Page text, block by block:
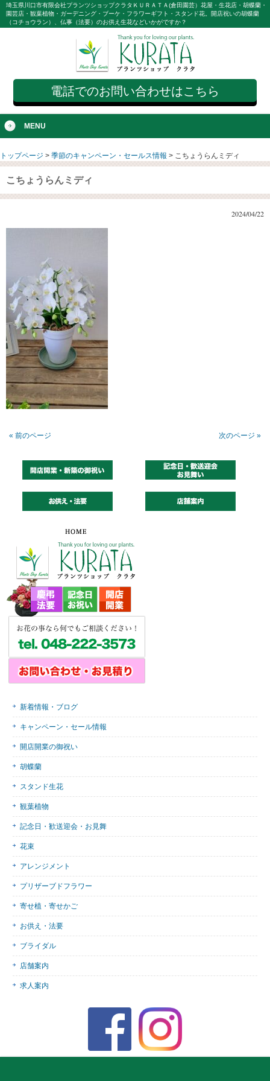
埼玉県川口市有限会社プランツショップクラタＫＵＲＡＴＡ(倉田園芸）花屋・生花店・胡蝶蘭・
園芸店・観葉植物・ガーデニング・ブーケ・フラワーギフト・スタンド花。開店祝いの胡蝶蘭
（コチョウラン）、仏事（法要）のお供え生花などいかがですか？
電話でのお問い合わせはこちら
MENU
トップページ > 季節のキャンペーン・セールス情報 > こちょうらんミディ
こちょうらんミディ
2024/04/22
« 前のページ 次のページ »
新着情報・ブログ
キャンペーン・セール情報
開店開業の御祝い
胡蝶蘭
スタンド生花
観葉植物
記念日・歓送迎会・お見舞
花束
アレンジメント
プリザーブドフラワー
寄せ植・寄せかご
お供え・法要
ブライダル
店舗案内
求人案内